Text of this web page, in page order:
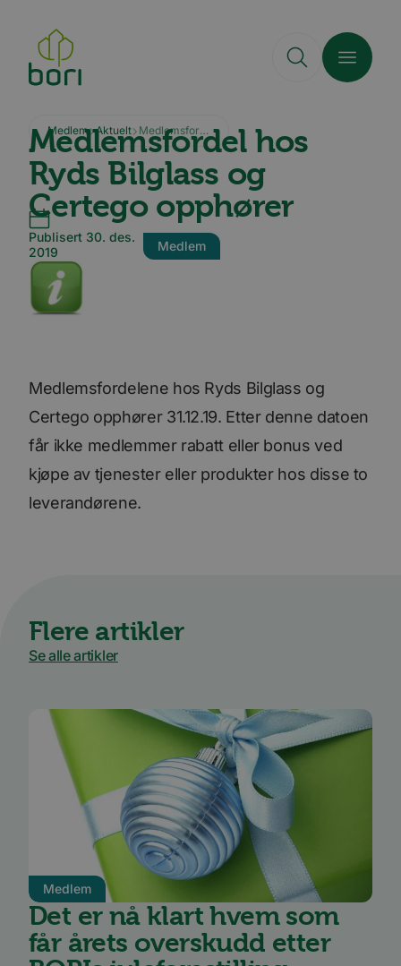
hovedinnhold
Medlem Aktuelt Medlemsfordel hos Ryds Bilglass og Certego opphører
Medlemsfordel hos
Ryds Bilglass og
Certego opphører
Publisert 30. des.
2019
Medlem
Medlemsfordelene hos Ryds Bilglass og
Certego opphører 31.12.19. Etter denne datoen
får ikke medlemmer rabatt eller bonus ved
kjøpe av tjenester eller produkter hos disse to
leverandørene.
Flere artikler
Se alle artikler
Medlem
Det er nå klart hvem som
får årets overskudd etter